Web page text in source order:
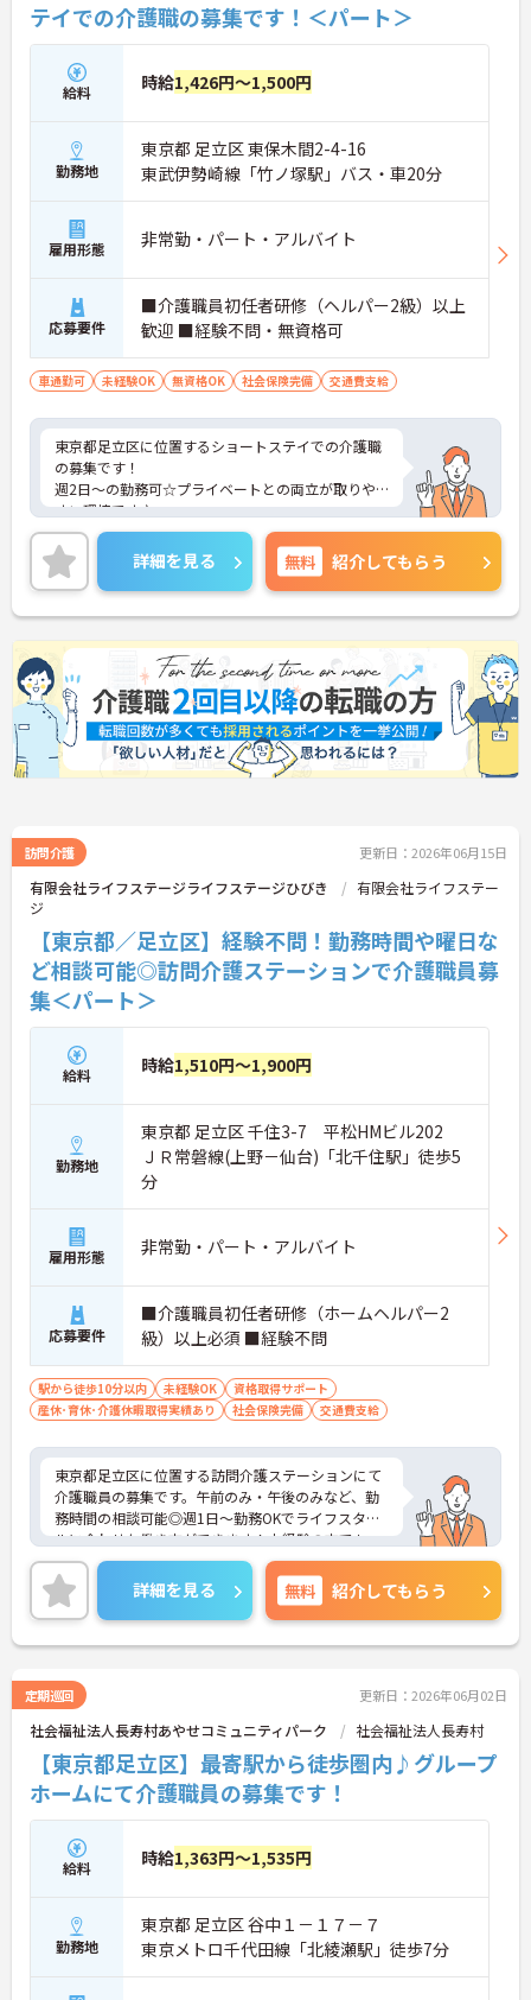
テイでの介護職の募集です！＜パート＞
給料 時給1,426円～1,500円
勤務地
東京都 足立区 東保木間2-4-16
東武伊勢崎線「竹ノ塚駅」バス・車20分
雇用形態 非常勤・パート・アルバイト
応募要件
■介護職員初任者研修（ヘルパー2級）以上
歓迎 ■経験不問・無資格可
車通勤可 未経験OK 無資格OK 社会保険完備 交通費支給
東京都足立区に位置するショートステイでの介護職
の募集です！
週2日～の勤務可☆プライベートとの両立が取りや
すい環境です♪
福利厚生・各種手当が充実しているので、安心して
働くことができます◎
ご興味ある方には、面接対策ポイントなど、さらに
詳細をお話しいたしますのでお気軽にご相談くださ
い。
詳細を見る 無料 紹介してもらう
訪問介護 更新日：2026年06月15日
有限会社ライフステージライフステージひびき
有限会社ライフステー
ジ
【東京都／足立区】経験不問！勤務時間や曜日な
ど相談可能◎訪問介護ステーションで介護職員募
集＜パート＞
給料 時給1,510円～1,900円
勤務地
東京都 足立区 千住3-7 平松HMビル202
ＪＲ常磐線(上野－仙台)「北千住駅」徒歩5
分
雇用形態 非常勤・パート・アルバイト
応募要件
■介護職員初任者研修（ホームヘルパー2
級）以上必須 ■経験不問
駅から徒歩10分以内 未経験OK
資格取得サポート
産休･育休･介護休暇取得実績あり
社会保険完備 交通費支給
東京都足立区に位置する訪問介護ステーションにて
介護職員の募集です。午前のみ・午後のみなど、勤
務時間の相談可能◎週1日～勤務OKでライフスタイ
ルに合わせた働き方ができます！未経験の方でも、
先輩スタッフがしっかりフォローしてくれて、すぐ
に相談ができる環境なので安心して対応できます♪
頑張りをしっかり評価してくれるプチボーナスあり
◎交通費支給ありのため、通勤費用の自己負担交通
費代の心配は不要です！ご興味ある方は面接ポイン
詳細を見る 無料 紹介してもらう
定期巡回 更新日：2026年06月02日
社会福祉法人長寿村あやせコミュニティパーク 社会福祉法人長寿村
【東京都足立区】最寄駅から徒歩圏内♪グループ
ホームにて介護職員の募集です！
給料 時給1,363円～1,535円
勤務地
東京都 足立区 谷中１－１７－７
東京メトロ千代田線「北綾瀬駅」徒歩7分